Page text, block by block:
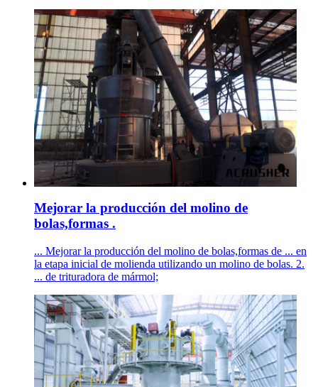
Mejorar la producción del molino de
bolas,formas .
... Mejorar la producción del molino de bolas,formas de ... en
la etapa inicial de molienda utilizando un molino de bolas. 2.
... de trituradora de mármol;